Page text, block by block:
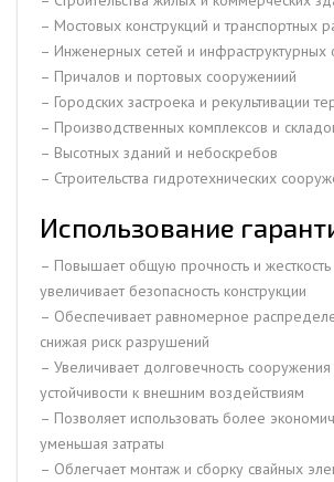
– Мостовых конструкций и транспортных
– Инженерных сетей и инфраструктурных
– Причалов и портовых сооружениий
– Городских застроека и рекультивации
– Производственных комплексов и
– Высотных зданий и небоскребов
– Строительства гидротехнических
Использование
– Повышает общую прочность и жесткость
увеличивает безопасность конструкции
– Обеспечивает равномерное
снижая риск разрушений
– Увеличивает долговечность сооружения
устойчивости к внешним воздействиям
– Позволяет использовать более
уменьшая затраты
– Облегчает монтаж и сборку свайных